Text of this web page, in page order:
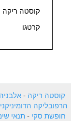
קוסטה ריקה
קרטגו
קוסטה ריקה -אלבניה
הרפובליקה
חופשת סקי -תנאי